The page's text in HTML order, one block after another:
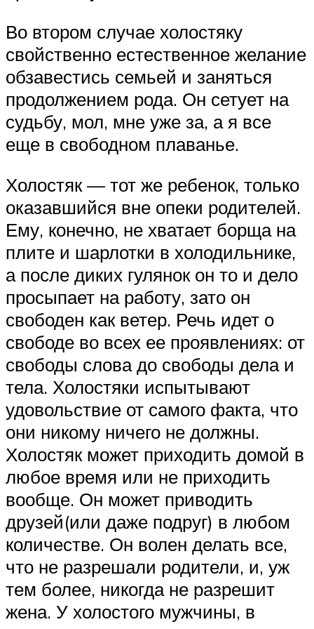
Во втором случае холостяку
свойственно естественное желание
обзавестись семьей и заняться
продолжением рода. Он сетует на
судьбу, мол, мне уже за, а я все
еще в свободном плаванье.
Холостяк — тот же ребенок, только
оказавшийся вне опеки родителей.
Ему, конечно, не хватает борща на
плите и шарлотки в холодильнике,
а после диких гулянок он то и дело
просыпает на работу, зато он
свободен как ветер. Речь идет о
свободе во всех ее проявлениях: от
свободы слова до свободы дела и
тела. Холостяки испытывают
удовольствие от самого факта, что
они никому ничего не должны.
Холостяк может приходить домой в
любое время или не приходить
вообще. Он может приводить
друзей(или даже подруг) в любом
количестве. Он волен делать все,
что не разрешали родители, и, уж
тем более, никогда не разрешит
жена. У холостого мужчины, в